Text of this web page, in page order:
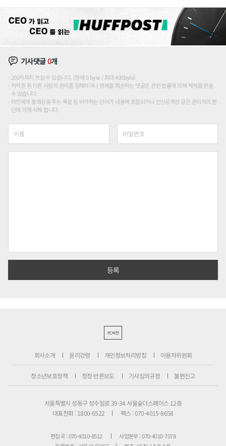
기사댓글0개
200자까지 쓰실 수 있습니다. (현재 0 byte / 최대 400byte)
저작권 등 다른 사람의 권리를 침해하거나 명예를 훼손하는 댓글은 관련 법률에 의해 제재를 받을
수 있습니다.
타인에게 불쾌감을 주는 욕설 등 비하하는 단어가 내용에 포함되거나 인신공격성 글은 관리자의 판
단에 의해 삭제 합니다.
PC버전
회사소개 윤리강령 개인정보처리방침 이용자위원회
청소년보호정책 정정·반론보도 기사심의규정 불편신고
서울특별시 성동구 성수일로 39-34 서울숲더스페이스 12층
대표전화 : 1800-6522
팩스 : 070-4015-8658
편집국 : 070-4010-8512
사업본부 : 070-4010-7078